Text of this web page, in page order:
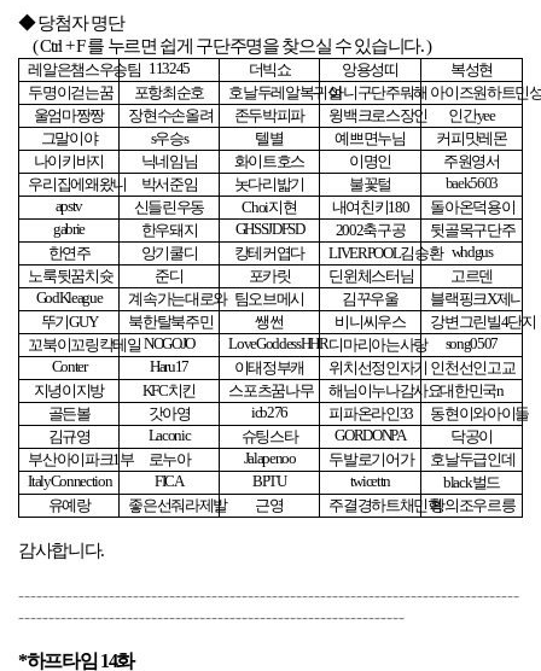
◆ 당첨자 명단
( Ctrl + F를 누르면 쉽게 구단주명을 찾으실 수 있습니다. )
레알은챔스우승팀 113245 더빅쇼 앙용성띠
복성현
두명이걷는꿈
포항최순호 호날두레알복귀설아니구단주뭐해 아이즈원하트민
울엄마짱짱
장현수손올려 존두박피파 윙백크로스장인 인간yee
그말이야
s우승s 텔별 예쁘면누님
커피맛레몬
나이키바지
닉네임님 화이트호스 이명인
주원영서
우리집에왜왔니
박서준임 놋다리밟기 불꽃털
baek5603
apstv
신들린우동 Choi지현 내여친키180
돌아온덕용이
gabrie
한우돼지 GHSSJDFSD 2002축구공
뒷골목구단주
한연주
앙기쿨디 캉테커엽다 LIVERPOOL김승환 whdgus
노룩뒷꿈치슛
준디 포카릿 딘윈체스터님
고르덴
GodKleague
계속가는대로와 팀오브메시 김꾸우울 블랙핑크X제니
뚜기GUY 북한탈북주민 쌩썬 비니씨우스 강변그린빌4단지
꼬북이꼬링칵테일 NOGOJO LoveGoddessHHR디마리아는사랑
song0507
Conter
Haru17 이태정부캐 위치선정인자기 인천선인고교
지녕이지방
KFC치킨 스포츠꿈나무 해님이누나감사요대한민국n
골든볼
갓아영 icb276 피파온라인33
동현이와아이들
김규영
Laconic 슈팅스타 GORDONPA
닥공이
부산아이파크1부 로누아 Jalapenoo 두발로기어가
호날두급인데
ItalyConnection
FICA BPTU twicettn black벌드
유예랑
좋은선줘라제발 근영 주결경하트채민혁황의조우르릉
감사합니다.
-----------------------------------------------------------------------------------
----------------------------------------------------------------
*하프타임 14화